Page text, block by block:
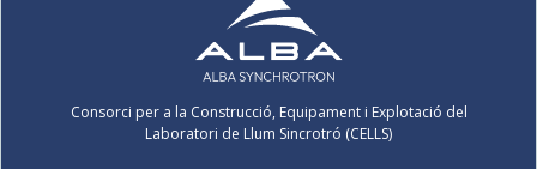
Consorci per a la Construcció, Equipament i Explotació del
Laboratori de Llum Sincrotró (CELLS)